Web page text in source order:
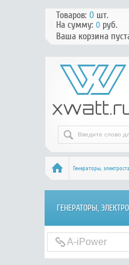
Товаров: 0шт.
На сумму: 0руб.
Ваша корзина
Генераторы,
iPower
ГЕНЕРАТОРЫ,
IPOWER